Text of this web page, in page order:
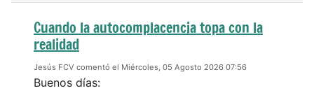
Cuando la autocomplacencia topa con la
realidad
Jesús FCV comentó el Miércoles, 05 Agosto 2026 07:56
Buenos días: